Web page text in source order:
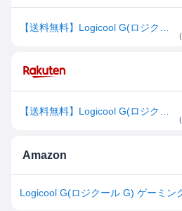
（
（
Amazon